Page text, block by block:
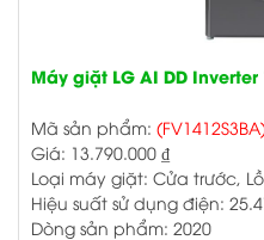
Máy giặt LG AI DD Inverter
Mã sản phẩm:
Giá: 13.790.000 ₫
Loại máy giặt: Cửa trước,
Hiệu suất sử dụng điện:
Dòng sản phẩm: 2020